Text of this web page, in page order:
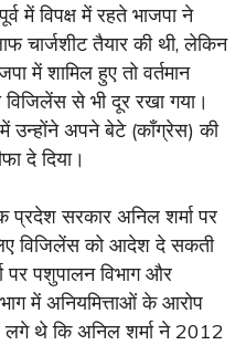
में विपक्ष में रहते भाजपा ने
चार्जशीट तैयार की थी, लेकिन
में शामिल हुए तो वर्तमान
से भी दूर रखा गया।
अपने बेटे (कॉंग्रेस) की
दे दिया।
प्रदेश सरकार अनिल शर्मा पर
विजिलेंस को आदेश दे सकती
पर पशुपालन विभाग और
में अनियमित्ताओं के आरोप
लगे थे कि अनिल शर्मा ने 2012